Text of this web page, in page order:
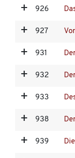
926
927
931
932
933
938
939